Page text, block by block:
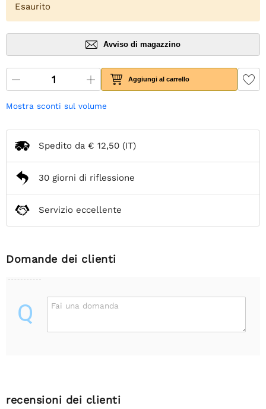
Esaurito
Avviso di magazzino
Aggiungi al carrello
Mostra sconti sul volume
Spedito da € 12,50 (IT)
30 giorni di riflessione
Servizio eccellente
Domande dei clienti
Q Fai una domanda
recensioni dei clienti